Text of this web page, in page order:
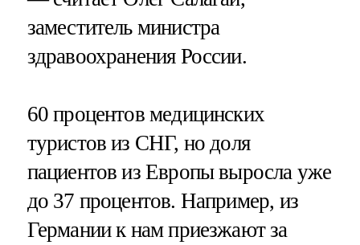
заместитель министра
здравоохранения России.
60 процентов медицинских
туристов из СНГ, но доля
пациентов из Европы выросла уже
до 37 процентов. Например, из
Германии к нам приезжают за